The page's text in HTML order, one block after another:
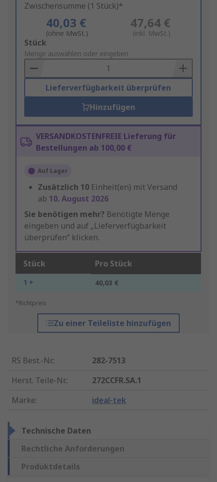
Zwischensumme (1 Stück)*
40,03 €
(ohne MwSt.)
47,64 €
(inkl. MwSt.)
Add
to
Basket
Stück
Menge auswählen oder eingeben
Lieferverfügbarkeit überprüfen
Hinzufügen
VERSANDKOSTENFREIE Lieferung für
Bestellungen ab 100,00 €
Auf Lager
Zusätzlich 10 Einheit(en) mit Versand
ab 10. August 2026
Sie benötigen mehr? Benötigte Menge
eingeben und auf „Lieferverfügbarkeit
überprüfen“ klicken.
Stück Pro Stück
1 + 40,03 €
*Richtpreis
Zu einer Teileliste hinzufügen
RS Best.-Nr.:
282-7513
Herst. Teile-Nr.:
272CCFR.SA.1
Marke: ideal-tek
Technische Daten
Rechtliche Anforderungen
Produktdetails